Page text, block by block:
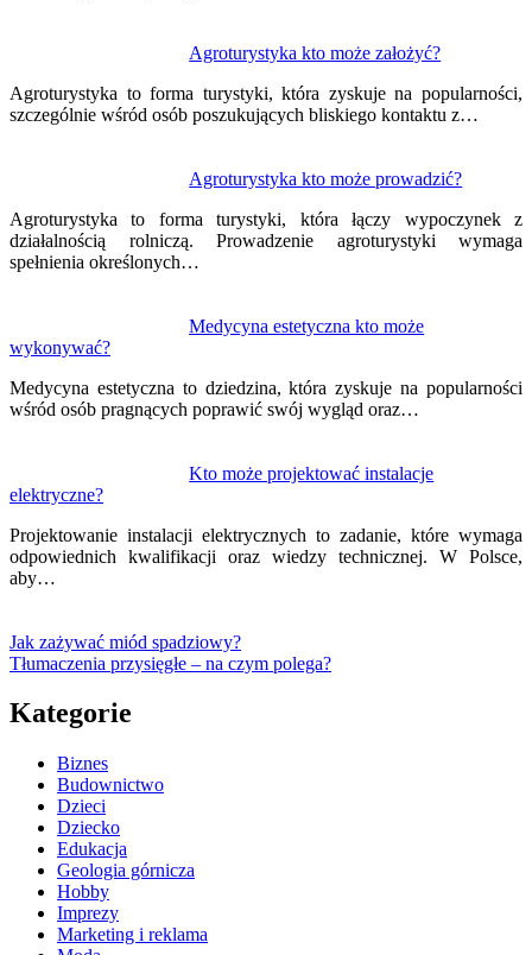
Agroturystyka kto może założyć?
Agroturystyka to forma turystyki, która zyskuje na popularności,
szczególnie wśród osób poszukujących bliskiego kontaktu z…
Agroturystyka kto może prowadzić?
Agroturystyka to forma turystyki, która łączy wypoczynek z
działalnością rolniczą. Prowadzenie agroturystyki wymaga
spełnienia określonych…
Medycyna estetyczna kto może
wykonywać?
Medycyna estetyczna to dziedzina, która zyskuje na popularności
wśród osób pragnących poprawić swój wygląd oraz…
Kto może projektować instalacje
elektryczne?
Projektowanie instalacji elektrycznych to zadanie, które wymaga
odpowiednich kwalifikacji oraz wiedzy technicznej. W Polsce,
aby…
Jak zażywać miód spadziowy?
Tłumaczenia przysięgłe – na czym polega?
Kategorie
Biznes
Budownictwo
Dzieci
Dziecko
Edukacja
Geologia górnicza
Hobby
Imprezy
Marketing i reklama